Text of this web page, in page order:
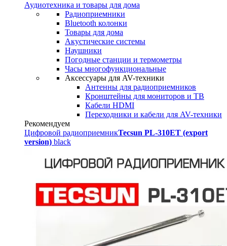
Аудиотехника и товары для дома
Радиоприемники
Bluetooth колонки
Товары для дома
Акустические системы
Наушники
Погодные станции и термометры
Часы многофункциональные
Аксессуары для AV-техники
Антенны для радиоприемников
Кронштейны для мониторов и ТВ
Кабели HDMI
Переходники и кабели для AV-техники
Рекомендуем
Цифровой радиоприемникTecsun PL-310ET (export
version) black